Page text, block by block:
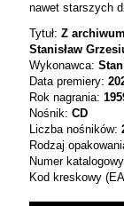
nawet starszych
Tytuł: Z
Stanisław
Wykonawca:
Data premiery:
Rok nagrania:
Nośnik: CD
Liczba nośników:
Rodzaj
Numer
Kod kreskowy